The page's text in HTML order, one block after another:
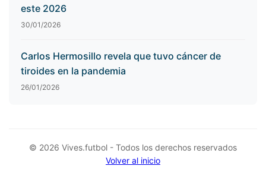
este 2026
30/01/2026
Carlos Hermosillo revela que tuvo cáncer de
tiroides en la pandemia
26/01/2026
© 2026 Vives.futbol - Todos los derechos reservados
Volver al inicio